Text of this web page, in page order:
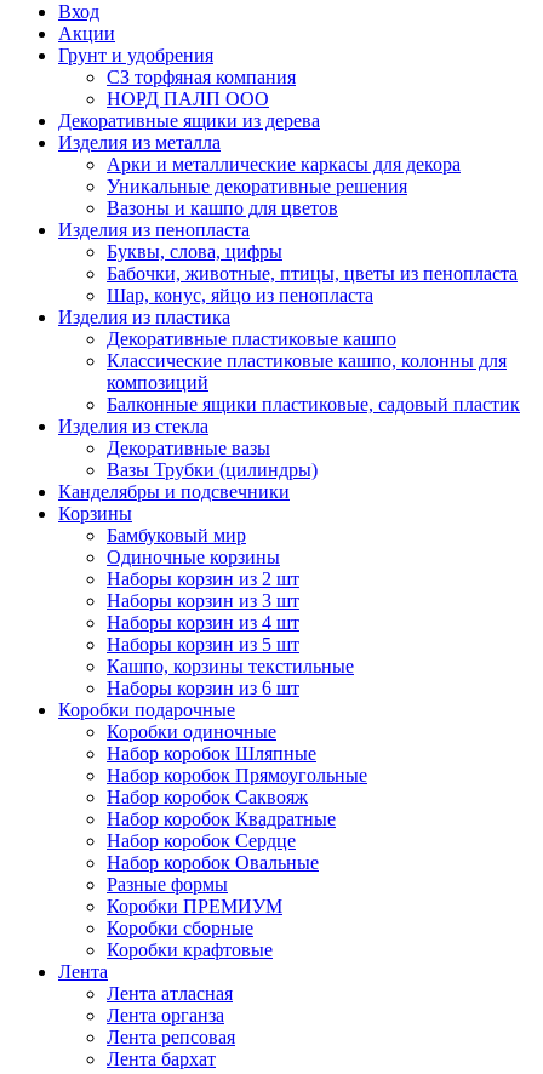
Вход
Акции
Грунт и удобрения
СЗ торфяная компания
НОРД ПАЛП ООО
Декоративные ящики из дерева
Изделия из металла
Арки и металлические каркасы для декора
Уникальные декоративные решения
Вазоны и кашпо для цветов
Изделия из пенопласта
Буквы, слова, цифры
Бабочки, животные, птицы, цветы из пенопласта
Шар, конус, яйцо из пенопласта
Изделия из пластика
Декоративные пластиковые кашпо
Классические пластиковые кашпо, колонны для
композиций
Балконные ящики пластиковые, садовый пластик
Изделия из стекла
Декоративные вазы
Вазы Трубки (цилиндры)
Канделябры и подсвечники
Корзины
Бамбуковый мир
Одиночные корзины
Наборы корзин из 2 шт
Наборы корзин из 3 шт
Наборы корзин из 4 шт
Наборы корзин из 5 шт
Кашпо, корзины текстильные
Наборы корзин из 6 шт
Коробки подарочные
Коробки одиночные
Набор коробок Шляпные
Набор коробок Прямоугольные
Набор коробок Саквояж
Набор коробок Квадратные
Набор коробок Сердце
Набор коробок Овальные
Разные формы
Коробки ПРЕМИУМ
Коробки сборные
Коробки крафтовые
Лента
Лента атласная
Лента органза
Лента репсовая
Лента бархат